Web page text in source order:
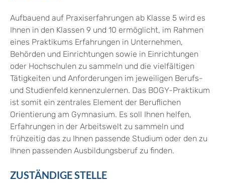
Aufbauend auf Praxiserfahrungen ab Klasse 5 wird es
Ihnen in den Klassen 9 und 10 ermöglicht, im Rahmen
eines Praktikums Erfahrungen in Unternehmen,
Behörden und Einrichtungen sowie in Einrichtungen
oder Hochschulen zu sammeln und die vielfältigen
Tätigkeiten und Anforderungen im jeweiligen Berufs-
und Studienfeld kennenzulernen. Das BOGY-Praktikum
ist somit ein zentrales Element der Beruflichen
Orientierung am Gymnasium. Es soll Ihnen helfen,
Erfahrungen in der Arbeitswelt zu sammeln und
frühzeitig das zu Ihnen passende Studium oder den zu
Ihnen passenden Ausbildungsberuf zu finden.
ZUSTÄNDIGE STELLE